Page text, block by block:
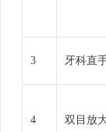
3 牙科直
4 双目放